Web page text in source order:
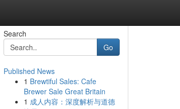
Search
Go
Published News
1 Brewtiful Sales: Cafe
Brewer Sale Great Britain
1 成人内容：深度解析与道德